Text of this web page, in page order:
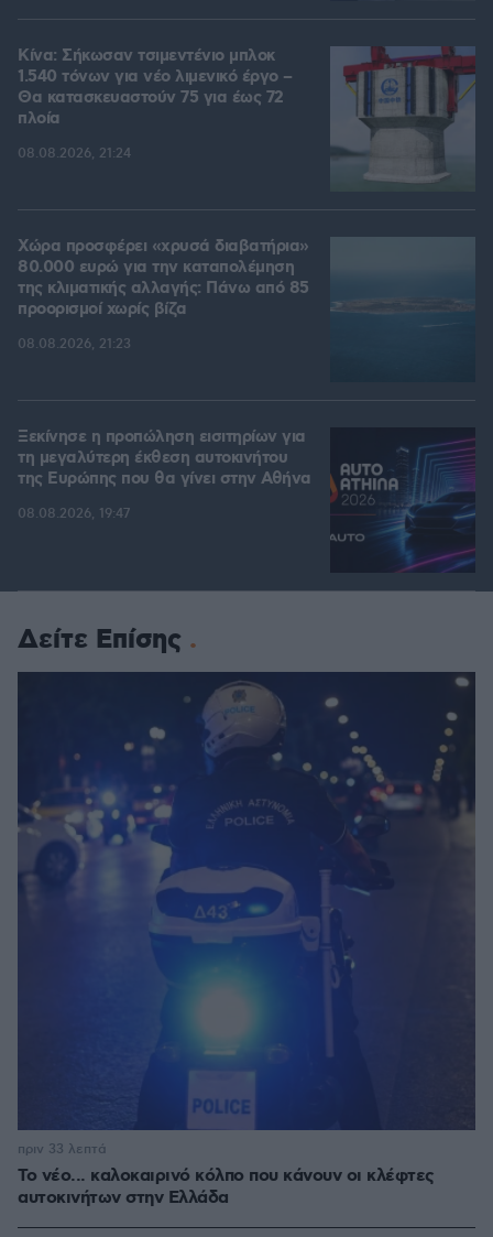
Κίνα: Σήκωσαν τσιμεντένιο μπλοκ
1.540 τόνων για νέο λιμενικό έργο –
Θα κατασκευαστούν 75 για έως 72
πλοία
08.08.2026, 21:24
Χώρα προσφέρει «χρυσά διαβατήρια»
80.000 ευρώ για την καταπολέμηση
της κλιματικής αλλαγής: Πάνω από 85
προορισμοί χωρίς βίζα
08.08.2026, 21:23
Ξεκίνησε η προπώληση εισιτηρίων για
τη μεγαλύτερη έκθεση αυτοκινήτου
της Ευρώπης που θα γίνει στην Αθήνα
08.08.2026, 19:47
Δείτε Επίσης
Το νέο... καλοκαιρινό κόλπο που κάνουν οι κλέφτες
αυτοκινήτων στην Ελλάδα
πριν 33 λεπτά